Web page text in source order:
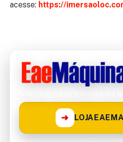
acesse: https://
➜